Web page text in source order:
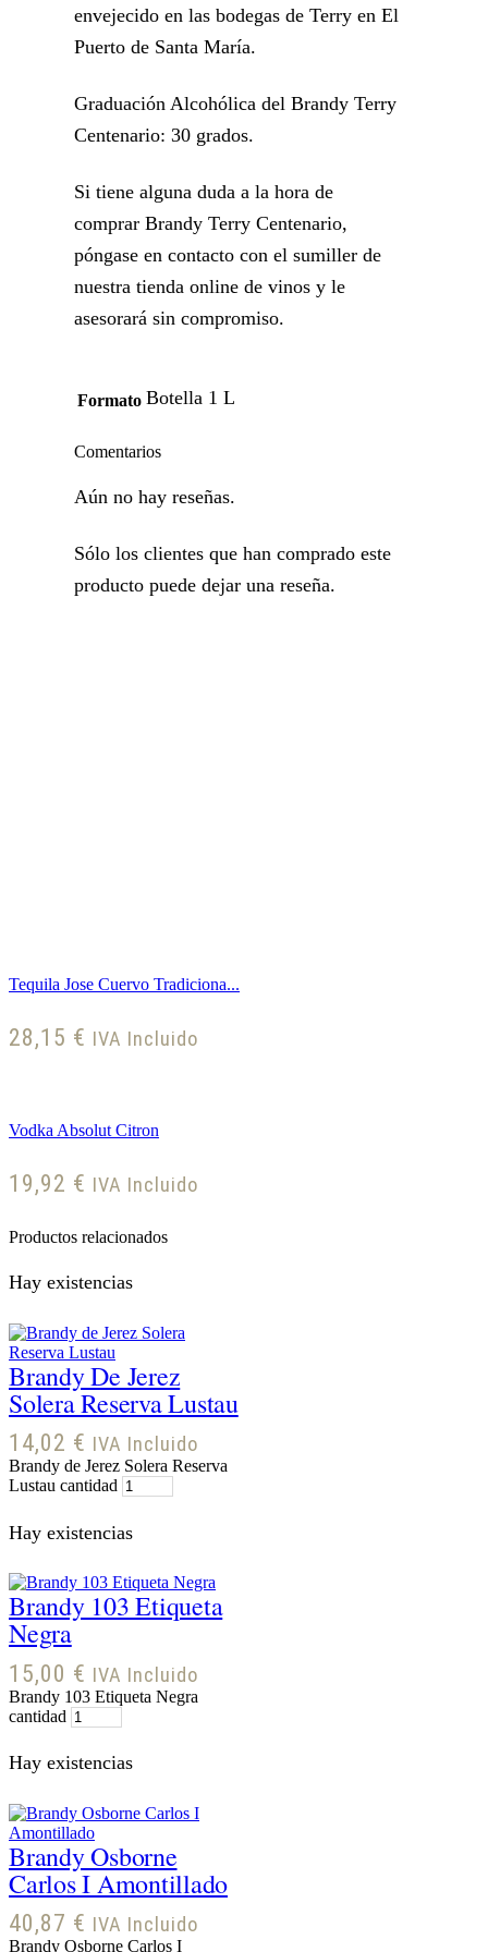
envejecido en las bodegas de Terry en El
Puerto de Santa María.
Graduación Alcohólica del Brandy Terry
Centenario: 30 grados.
Si tiene alguna duda a la hora de
comprar Brandy Terry Centenario,
póngase en contacto con el sumiller de
nuestra tienda online de vinos y le
asesorará sin compromiso.
Formato Botella 1 L
Comentarios
Aún no hay reseñas.
Sólo los clientes que han comprado este
producto puede dejar una reseña.
Tequila Jose Cuervo Tradiciona...
28,15 € IVA Incluido
Vodka Absolut Citron
19,92 € IVA Incluido
Productos relacionados
Hay existencias
Brandy De Jerez
Solera Reserva Lustau
14,02 € IVA Incluido
Brandy de Jerez Solera Reserva
Lustau cantidad
Hay existencias
Brandy 103 Etiqueta
Negra
15,00 € IVA Incluido
Brandy 103 Etiqueta Negra
cantidad
Hay existencias
Brandy Osborne
Carlos I Amontillado
40,87 € IVA Incluido
Brandy Osborne Carlos I